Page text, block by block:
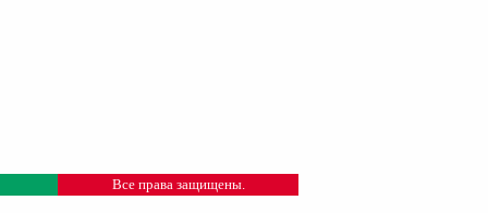
Все права защищены.